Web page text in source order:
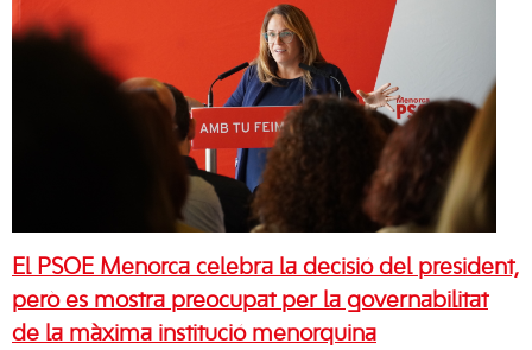
El PSOE Menorca celebra la decisió del president,
però es mostra preocupat per la governabilitat
de la màxima institució menorquina